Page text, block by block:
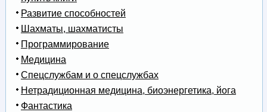
Развитие способностей
Шахматы, шахматисты
Программирование
Медицина
Спецслужбам и о спецслужбах
Нетрадиционная медицина, биоэнергетика, йога
Фантастика